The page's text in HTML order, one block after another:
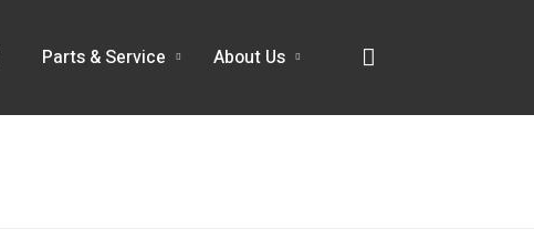
Parts & Service About Us